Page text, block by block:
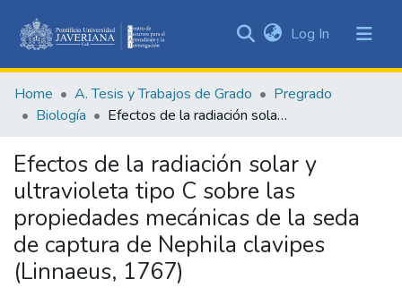
&
Collections
Statistics
Log In (current)
Home A. Tesis y Trabajos de Grado
Pregrado
Biología
Efectos de la radiación solar y ultravioleta tipo C sobre las propiedades mecánicas de la seda de captura de Nephila clavipes (Linnaeus, 1767)
Efectos de la radiación solar y
ultravioleta tipo C sobre las
propiedades mecánicas de la seda
de captura de Nephila clavipes
(Linnaeus, 1767)